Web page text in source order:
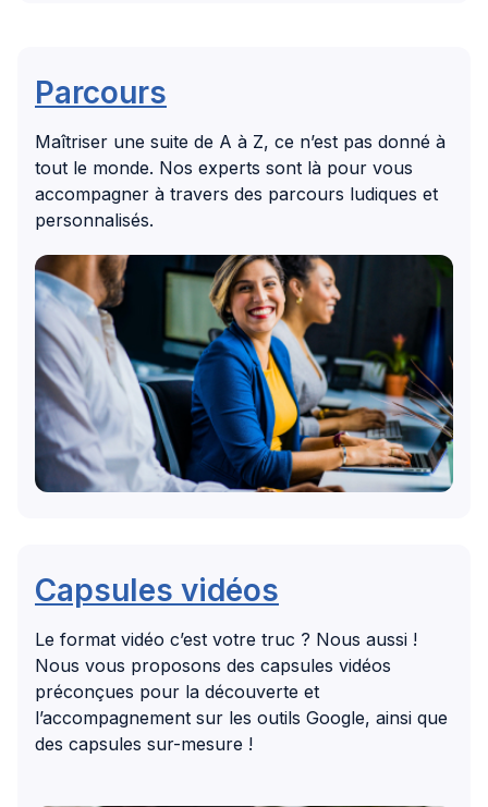
Parcours
Maîtriser une suite de A à Z, ce n’est pas donné à
tout le monde. Nos experts sont là pour vous
accompagner à travers des parcours ludiques et
personnalisés.
Capsules vidéos
Le format vidéo c’est votre truc ? Nous aussi !
Nous vous proposons des capsules vidéos
préconçues pour la découverte et
l’accompagnement sur les outils Google, ainsi que
des capsules sur-mesure !